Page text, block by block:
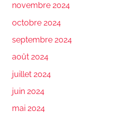
novembre 2024
octobre 2024
septembre 2024
août 2024
juillet 2024
juin 2024
mai 2024